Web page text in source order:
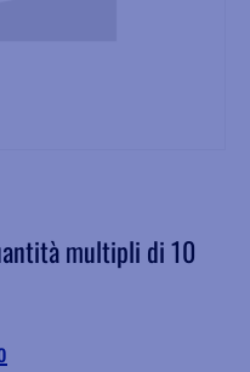
multipli di 10